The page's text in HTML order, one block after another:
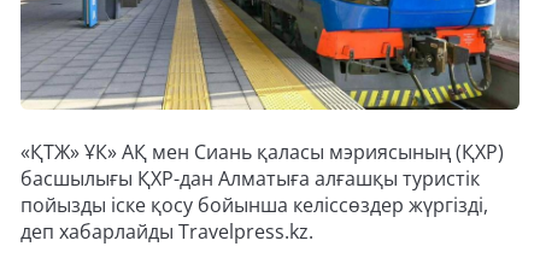
«ҚТЖ» ҰК» АҚ мен Сиань қаласы мэриясының (ҚХР)
басшылығы ҚХР-дан Алматыға алғашқы туристік
пойызды іске қосу бойынша келіссөздер жүргізді,
деп хабарлайды Travelpress.kz.